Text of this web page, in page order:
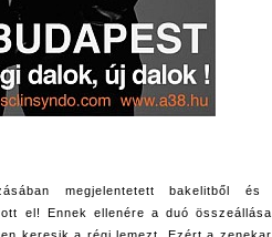
megjelentetett bakelitből és
el! Ennek ellenére a duó összeállása